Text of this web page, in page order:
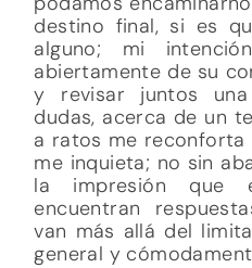
destino final, si es
alguno; mi
abiertamente de su
y revisar juntos
dudas, acerca de un
a ratos me
me inquieta; no sin
la impresión que
encuentran
van más allá del
general y